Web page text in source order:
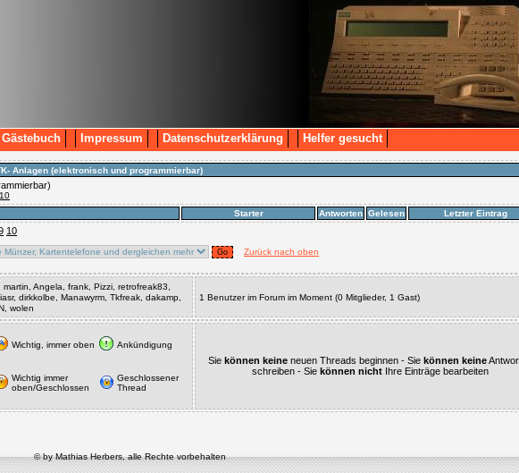
Gästebuch Impressum Datenschutzerklärung Helfer gesucht
Anlagen (elektronisch und programmierbar)
10
Starter Antworten Gelesen Letzter Eintrag
10
Zurück nach oben
Angela, frank, Pizzi, retrofreak83,
dirkkolbe, Manawyrm, Tkfreak, dakamp,
wolen
1 Benutzer im Forum im Moment (0 Mitglieder, 1 Gast)
Wichtig, immer oben Ankündigung
Wichtig immer
oben/Geschlossen
Geschlossener
Thread
Sie können keine neuen Threads beginnen - Sie können keine
schreiben - Sie können nicht Ihre Einträge bearbeiten
© by Mathias Herbers, alle Rechte vorbehalten